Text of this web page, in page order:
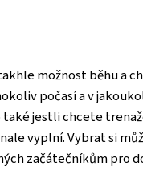
možnost běhu a
počasí a v
také jestli chcete
vyplní. Vybrat si
začátečníkům pro